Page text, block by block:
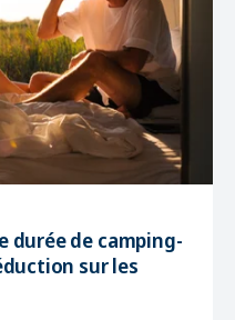
durée de camping-
sur les